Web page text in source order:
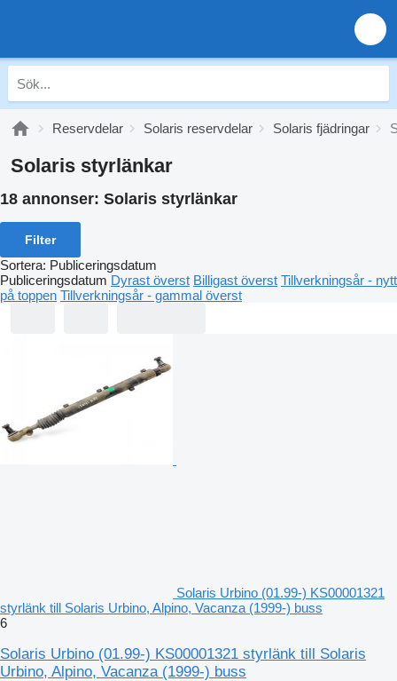
Reservdelar Solaris reservdelar Solaris fjädringar
Solaris styrlänkar
18 annonser: Solaris styrlänkar
Filter
Sortera: Publiceringsdatum
Publiceringsdatum Dyrast överst Billigast överst Tillverkningsår - nytt
på toppen Tillverkningsår - gammal överst
Solaris Urbino (01.99-) KS00001321
styrlänk till Solaris Urbino, Alpino, Vacanza (1999-) buss
6
Solaris Urbino (01.99-) KS00001321 styrlänk till Solaris
Urbino, Alpino, Vacanza (1999-) buss